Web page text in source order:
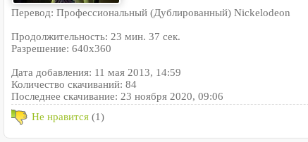
Перевод: Профессиональный (Дублированный) Nickelodeon
Продолжительность: 23 мин. 37 сек.
Разрешение: 640x360
Дата добавления: 11 мая 2013, 14:59
Количество скачиваний: 84
Последнее скачивание: 23 ноября 2020, 09:06
Не нравится (1)